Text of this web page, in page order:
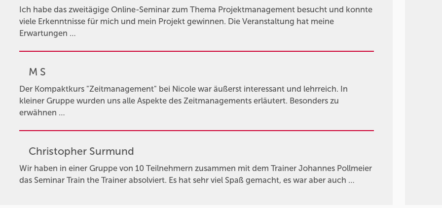
Ich habe das zweitägige Online-Seminar zum Thema Projektmanagement besucht und konnte
viele Erkenntnisse für mich und mein Projekt gewinnen. Die Veranstaltung hat meine
Erwartungen …
M S
Der Kompaktkurs "Zeitmanagement" bei Nicole war äußerst interessant und lehrreich. In
kleiner Gruppe wurden uns alle Aspekte des Zeitmanagements erläutert. Besonders zu
erwähnen …
Christopher Surmund
Wir haben in einer Gruppe von 10 Teilnehmern zusammen mit dem Trainer Johannes Pollmeier
das Seminar Train the Trainer absolviert. Es hat sehr viel Spaß gemacht, es war aber auch …